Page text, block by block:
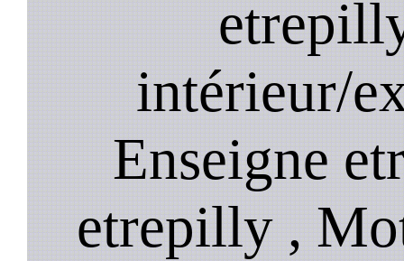
intérieur/
Enseigne
etrepilly ,